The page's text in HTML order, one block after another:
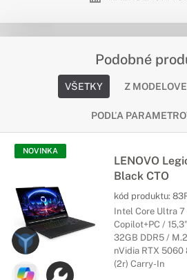
Podobné
VŠETKY Z
PODĽA
NOVINKA
LENOVO
Black CTO
kód produktu:
Intel Core Ultra
Copilot+PC /
32GB DDR5 /
nVidia RTX 5060
(2r) Carry-In